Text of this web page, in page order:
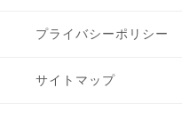
プライバシーポリシー
サイトマップ